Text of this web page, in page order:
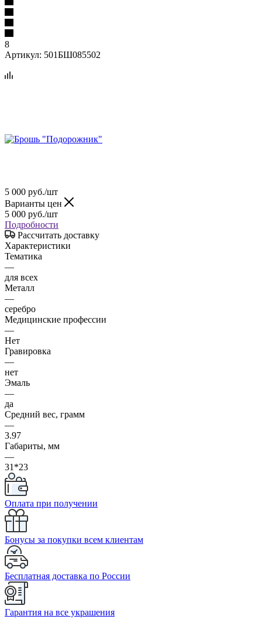
8
Артикул: 501БШ085502
5 000 руб./шт
Варианты цен
5 000 руб./шт
Подробности
Рассчитать доставку
Характеристики
Тематика
—
для всех
Металл
—
серебро
Медицинские профессии
—
Нет
Гравировка
—
нет
Эмаль
—
да
Средний вес, грамм
—
3.97
Габариты, мм
—
31*23
Оплата при получении
Бонусы за покупки всем клиентам
Бесплатная доставка по России
Гарантия на все украшения